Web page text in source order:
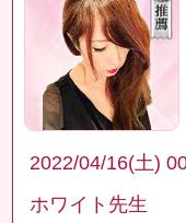
2022/04/16(土)
ホワイト先生